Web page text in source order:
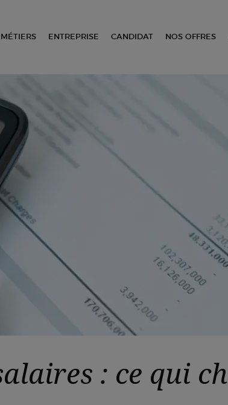
ENTREPRISE CANDIDAT NOS OFFRES
: ce qui